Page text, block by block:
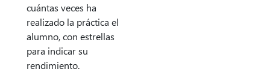
cuántas veces ha
realizado la práctica el
alumno, con estrellas
para indicar su
rendimiento.